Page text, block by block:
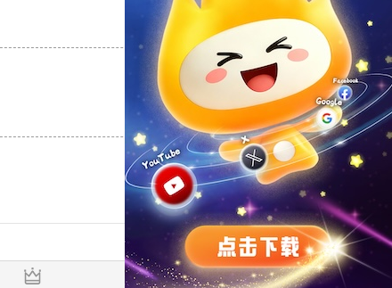
反对 [0]
支持[0] 反对[0]